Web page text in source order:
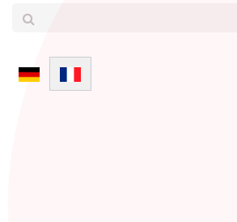
Sélectionnez votre langue